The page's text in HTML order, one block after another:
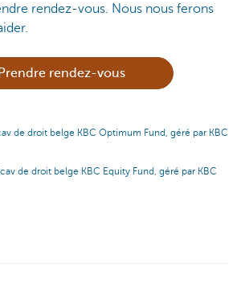
rendez-vous. Nous nous ferons
Prendre rendez-vous
de droit belge KBC Optimum Fund, géré par KBC
de droit belge KBC Equity Fund, géré par KBC